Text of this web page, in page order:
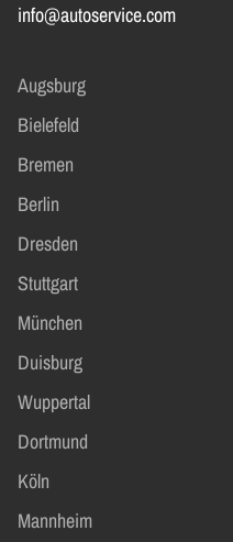
info@autoservice.com
Augsburg
Bielefeld
Bremen
Berlin
Dresden
Stuttgart
München
Duisburg
Wuppertal
Dortmund
Köln
Mannheim